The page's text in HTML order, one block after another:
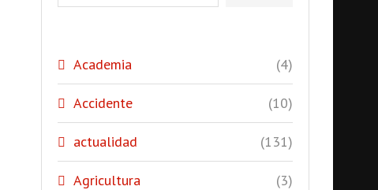
Academia (4)
Accidente (10)
actualidad (131)
Agricultura (3)